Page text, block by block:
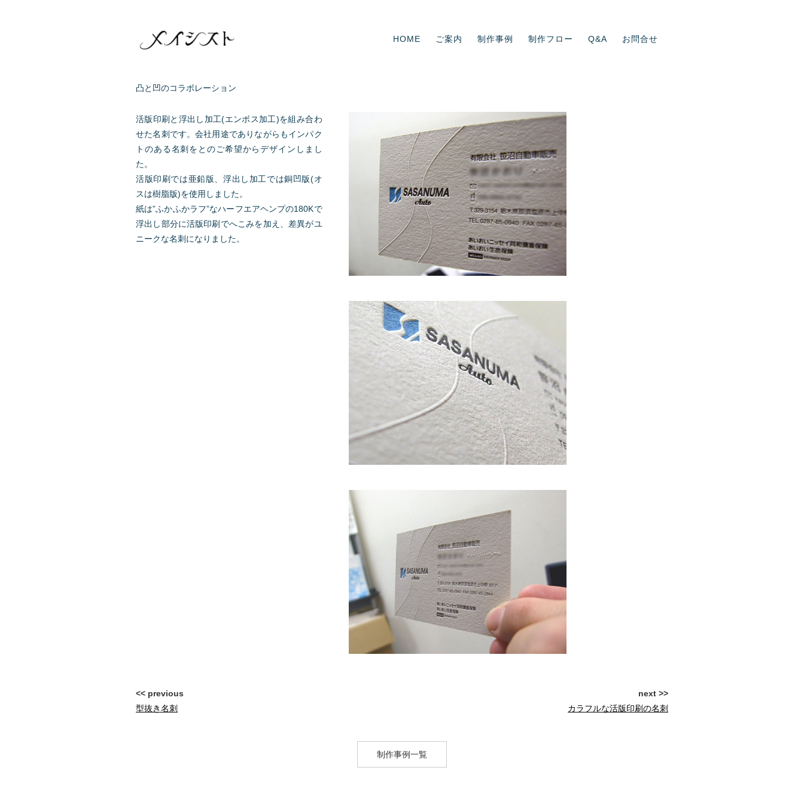
HOME ご案内 制作事例 制作フロー Q&A お問合せ
凸と凹のコラボレーション
活版印刷と浮出し加工(エンボス加工)を組み合わ
せた名刺です。会社用途でありながらもインパク
トのある名刺をとのご希望からデザインしまし
た。
活版印刷では亜鉛版、浮出し加工では銅凹版(オ
スは樹脂版)を使用しました。
紙は”ふかふかラフ”なハーフエアヘンプの180Kで
浮出し部分に活版印刷でへこみを加え、差異がユ
ニークな名刺になりました。
<< previous
型抜き名刺
next >>
カラフルな活版印刷の名刺
制作事例一覧